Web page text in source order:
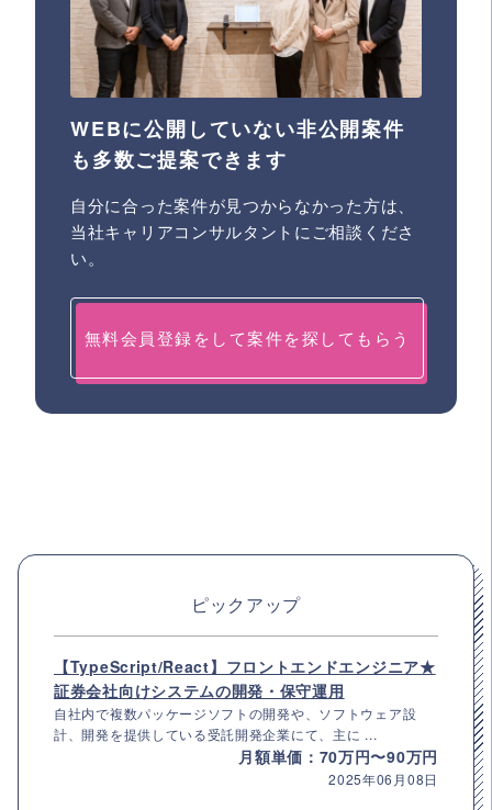
WEBに公開していない非公開案件
も多数ご提案できます
自分に合った案件が見つからなかった方は、
当社キャリアコンサルタントにご相談くださ
い。
無料会員登録をして案件を探してもらう
ピックアップ
【TypeScript/React】フロントエンドエンジニア★
証券会社向けシステムの開発・保守運用
自社内で複数パッケージソフトの開発や、ソフトウェア設
計、開発を提供している受託開発企業にて、主に ...
月額単価：70万円〜90万円
2025年06月08日